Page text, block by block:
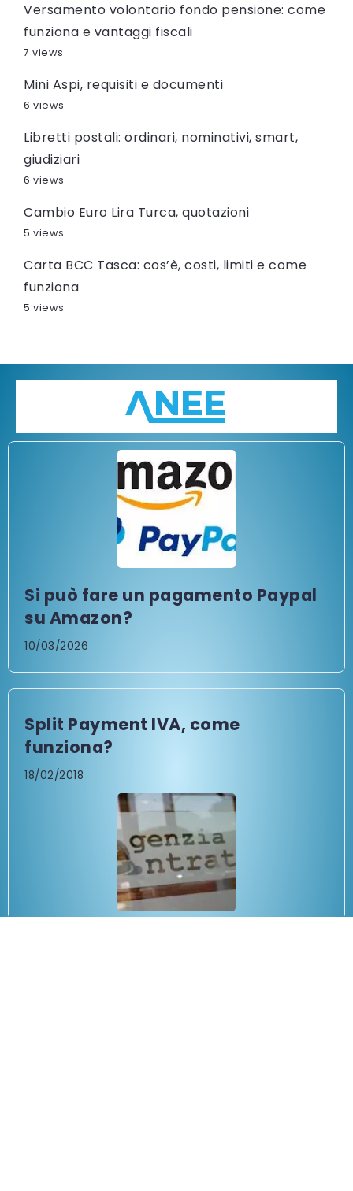
Versamento volontario fondo pensione: come
funziona e vantaggi fiscali
7 views
Mini Aspi, requisiti e documenti
6 views
Libretti postali: ordinari, nominativi, smart,
giudiziari
6 views
Cambio Euro Lira Turca, quotazioni
5 views
Carta BCC Tasca: cos’è, costi, limiti e come
funziona
5 views
Si può fare un pagamento Paypal
su Amazon?
10/03/2026
Split Payment IVA, come
funziona?
18/02/2018